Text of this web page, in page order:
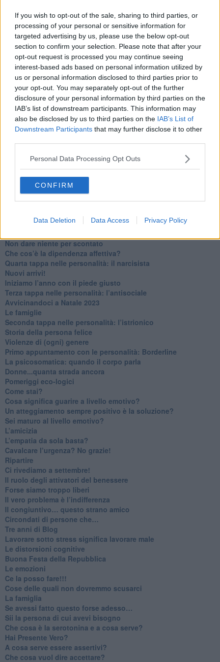
If you wish to opt-out of the sale, sharing to third parties, or
processing of your personal or sensitive information for
targeted advertising by us, please use the below opt-out
section to confirm your selection. Please note that after your
opt-out request is processed you may continue seeing
interest-based ads based on personal information utilized by
us or personal information disclosed to third parties prior to
your opt-out. You may separately opt-out of the further
disclosure of your personal information by third parties on the
IAB’s list of downstream participants. This information may
also be disclosed by us to third parties on the IAB’s List of
Downstream Participants that may further disclose it to other
Personal Data Processing Opt Outs
CONFIRM
Data Deletion Data Access Privacy Policy
​Il lato positivo delle cose
​Storie antiche di tempi moderni
​Quello che alle mamme non dicono
Adultescenza
Homo imbecillis
​4 anni di Blog
Quando il silenzio è aggressivo
​Il passato, questo conosciuto!
​Clima ballerino e sbalzi d’umore
La maternità
​L’uomo o l’orso?
Non hanno un amico a teatro​
​Tutta una questione di rispetto
​Cose che ci esauriscono
​Vespa che passione!
​Lasciate ai vostri figli il diritto di piangere
​Essere genitori di un adolescente
​Saper pazientare
​Giornata del Fiocchetto Lilla
Ma ti ascolti?
Non dare niente per scontato
Che cos’è la dipendenza affettiva?
Quarta tappa nelle personalità: il narcisista
​Nuovi arrivi!
​Iniziamo l’anno con il piede giusto
​Terza tappa nelle personalità: l’antisociale
​Avvicinandoci a Natale 2023
Le famiglie
Seconda tappa nelle personalità: l’istrionico
​Storia della persona felice
Violenze di (ogni) genere
​Primo appuntamento con le personalità: Borderline
La psicosomatica: quando il corpo parla
Donne...quanta strada ancora
​Pomeriggi eco-logici
​Come stai?
Cosa significa guarire a livello emotivo?
​Un atteggiamento sempre positivo è la soluzione?
​Sei maturo al livello emotivo?
​L’amicizia
​L’empatia da sola basta?
​Cavalcare l’urgenza? No grazie!
Ripartire
​Ci rivediamo a settembre!
​Il ruolo degli attivatori del benessere
​Forse siamo troppo liberi
​Il vero problema è l’indifferenza
​Il congiuntivo… questo strano amico
​Circondati di persone che…
​Tre anni di Blog
​Lavorare sotto stress significa lavorare male
​Le distorsioni cognitive
​Buona Festa della Repubblica
Le emozioni
​Ce la posso fare!!!
​Cose delle quali non dovremmo scusarci
​La famiglia
​Se avessi fatto questo forse adesso…
​Sii la persona di cui avevi bisogno
Che cosa è la serotonina e a cosa serve?
​Hai Presente Vero?
A cosa serve essere assertivi?
​Che cosa vuol dire accettare?